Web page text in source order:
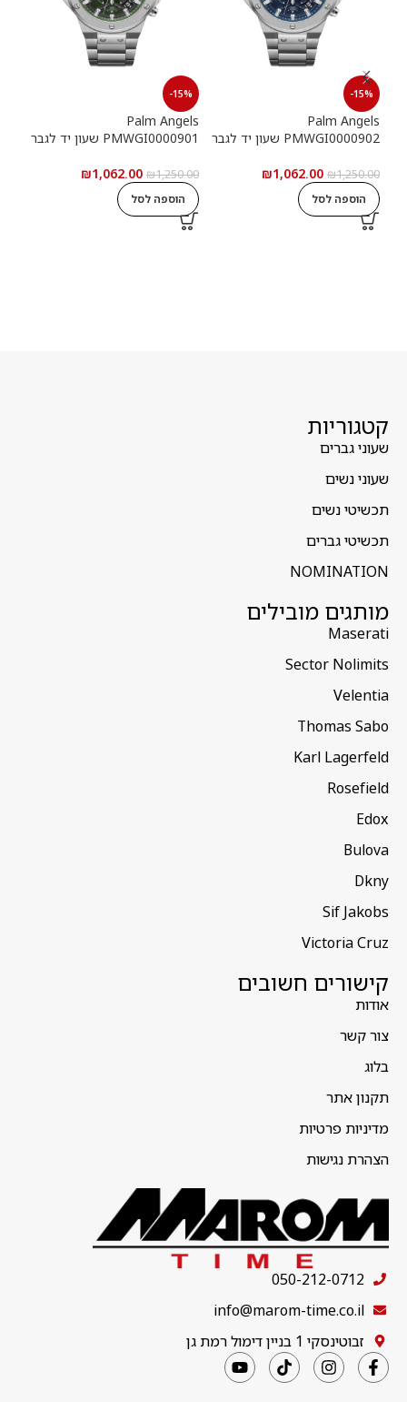
-15%
Palm Angels
PMWGI0000902 שעון יד לגבר
₪1,250.00
₪1,062.00
הוספה לסל
-15%
Palm Angels
PMWGI0000901 שעון יד לגבר
₪1,250.00
₪1,062.00
הוספה לסל
קטגוריות
שעוני גברים
שעוני נשים
תכשיטי נשים
תכשיטי גברים
NOMINATION
מותגים מובילים
Maserati
Sector Nolimits
Velentia
Thomas Sabo
Karl Lagerfeld
Rosefield
Edox
Bulova
Dkny
Sif Jakobs
Victoria Cruz
קישורים חשובים
אודות
צור קשר
בלוג
תקנון אתר
מדיניות פרטיות
הצהרת נגישות
050-212-0712
info@marom-time.co.il
זבוטינסקי 1 בניין דימול רמת גן